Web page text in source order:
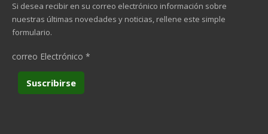
Si desea recibir en su correo electrónico información sobre
nuestras últimas novedades y noticias, rellene este simple
formulario.
correo Electrónico *